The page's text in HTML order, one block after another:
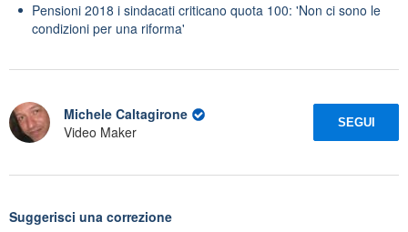
Pensioni 2018 i sindacati criticano quota 100: 'Non ci sono le
condizioni per una riforma'
Michele Caltagirone
Video Maker
SEGUI
Suggerisci una correzione